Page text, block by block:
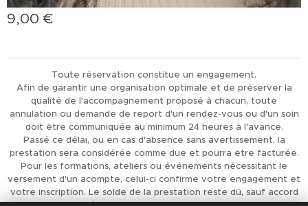
9,00 €
Toute réservation constitue un engagement.
Afin de garantir une organisation optimale et de préserver la
qualité de l'accompagnement proposé à chacun, toute
annulation ou demande de report d'un rendez-vous ou d'un soin
doit être communiquée au minimum 24 heures à l'avance.
Passé ce délai, ou en cas d'absence sans avertissement, la
prestation sera considérée comme due et pourra être facturée.
Pour les formations, ateliers ou événements nécessitant le
versement d'un acompte, celui-ci confirme votre engagement et
votre inscription. Le solde de la prestation reste dû, sauf accord